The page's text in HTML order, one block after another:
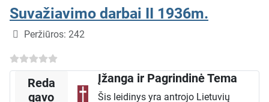
ir matematikas vyskupas
Baranauskas, kalbininkas
Kitataučių Veikėjai:
Antrojoje dalyje apžvelgiami
prelatui Aleksandrui Dambrauskui,
pabrėžiant jo indėlį į Lietuvos
„Katalikai ir Mokslas“
Didžiąją leidinio dalį (beveik 300
Suvažiavimo darbai II 1936m.
Išsami informacija
Peržiūros: 242
Reda
gavo
Įžanga ir Pagrindinė Tema
Šis leidinys yra antrojo Lietuvių